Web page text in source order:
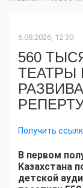
6.08.2026, 12:30
560
ТЕАТРЫ
Получить
В первом
Казахстана
детской